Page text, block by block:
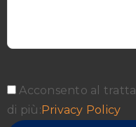
Acconsento al
di più: Privacy Policy